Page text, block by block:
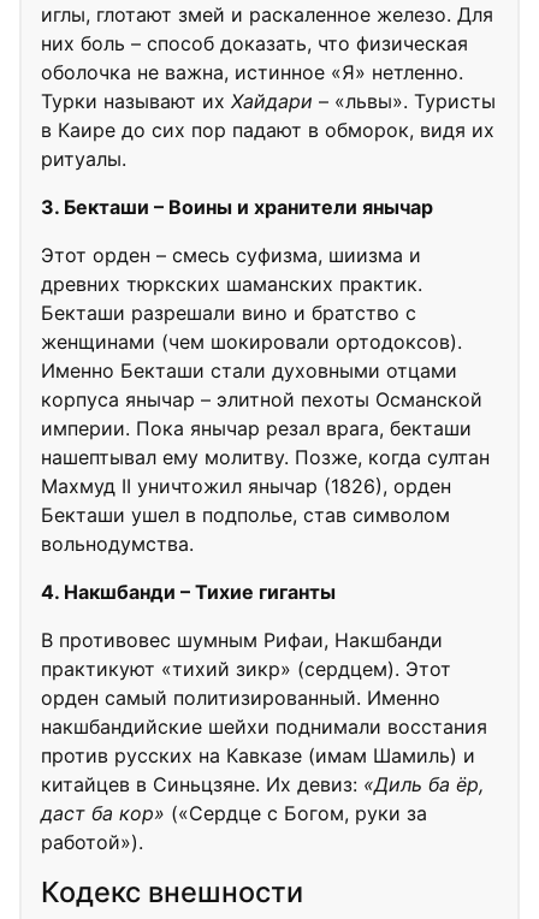
иглы, глотают змей и раскаленное железо. Для
них боль – способ доказать, что физическая
оболочка не важна, истинное «Я» нетленно.
Турки называют их Хайдари – «львы». Туристы
в Каире до сих пор падают в обморок, видя их
ритуалы.
3. Бекташи – Воины и хранители янычар
Этот орден – смесь суфизма, шиизма и
древних тюркских шаманских практик.
Бекташи разрешали вино и братство с
женщинами (чем шокировали ортодоксов).
Именно Бекташи стали духовными отцами
корпуса янычар – элитной пехоты Османской
империи. Пока янычар резал врага, бекташи
нашептывал ему молитву. Позже, когда султан
Махмуд II уничтожил янычар (1826), орден
Бекташи ушел в подполье, став символом
вольнодумства.
4. Накшбанди – Тихие гиганты
В противовес шумным Рифаи, Накшбанди
практикуют «тихий зикр» (сердцем). Этот
орден самый политизированный. Именно
накшбандийские шейхи поднимали восстания
против русских на Кавказе (имам Шамиль) и
китайцев в Синьцзяне. Их девиз: «Диль ба ёр,
даст ба кор» («Сердце с Богом, руки за
работой»).
Кодекс внешности